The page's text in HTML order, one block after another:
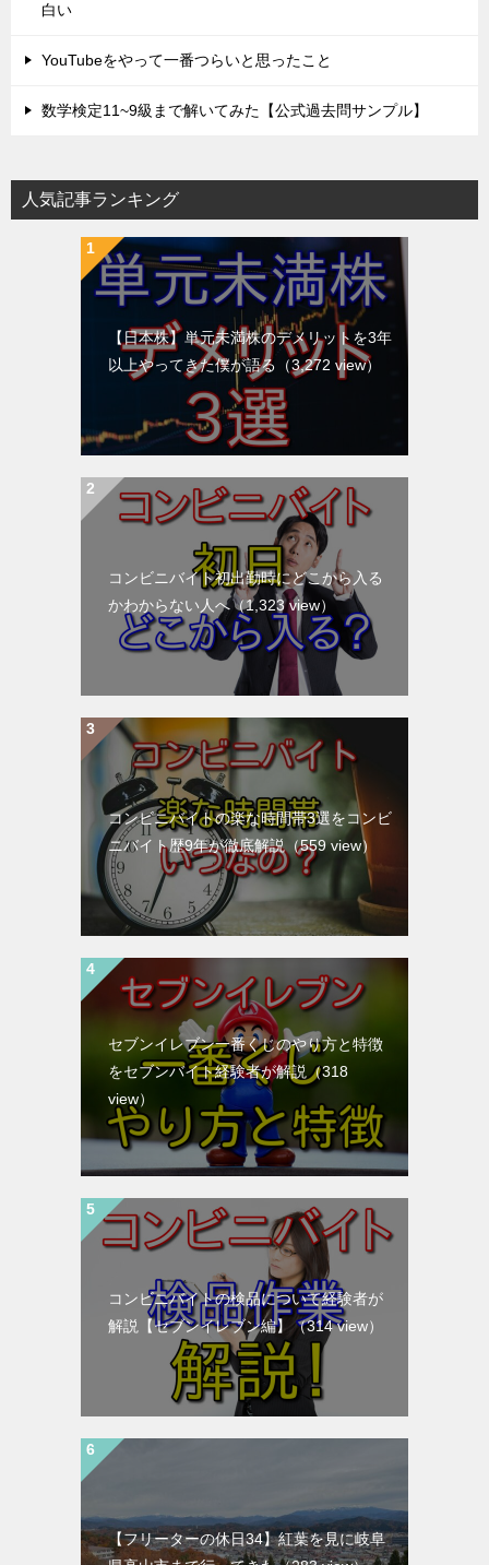
白い
YouTubeをやって一番つらいと思ったこと
数学検定11~9級まで解いてみた【公式過去問サンプル】
人気記事ランキング
【日本株】単元未満株のデメリットを3年
以上やってきた僕が語る （3,272 view）
コンビニバイト初出勤時にどこから入る
かわからない人へ（1,323 view）
コンビニバイトの楽な時間帯3選をコンビ
ニバイト歴9年が徹底解説（559 view）
セブンイレブン一番くじのやり方と特徴
をセブンバイト経験者が解説（318
view）
コンビニバイトの検品について経験者が
解説【セブンイレブン編】
（314 view）
【フリーターの休日34】紅葉を見に岐阜